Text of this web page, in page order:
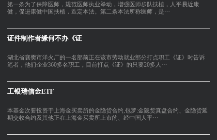
第一条为了保障医师，规范医师执业举动，增强医师步队扶植，人平易近康
健，促进康健中国扶植，造定本法。第二条本法所称医师，是···
证件制作者缘何不办《证
湖北省襄樊市洋火厂的一名部前正在该市劳动就业部分打点职工《证》时告诉
笔者，他们企业360多名职工，目前打点《证》的只要20多人···
工银瑞信金ETF
本基金次要投资于上海金买卖所的金隐货合约,包罗:金隐货真盘合约、金隐货延
期交收合约及其他正在上海金买卖所上市的、经中国人平···